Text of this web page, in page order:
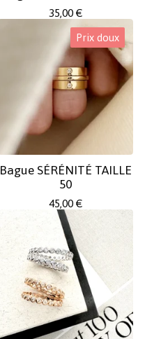
35,00 €
Prix doux
Bague SÉRÉNITÉ TAILLE
50
45,00 €